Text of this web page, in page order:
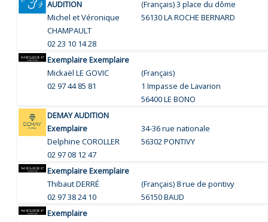
AUDITION
Michel et Véronique
CHAMPAULT
02 23 10 14 28
(Français) 3 place du dôme
56130 LA ROCHE BERNARD
Exemplaire Exemplaire
Mickaël LE GOVIC
02 97 44 85 81
(Français)
1 Impasse de Lavarion
56400 LE BONO
DEMAY AUDITION
Exemplaire
Delphine COROLLER
02 97 08 12 47
34-36 rue nationale
56302 PONTIVY
Exemplaire Exemplaire
Thibaut DERRÉ
02 97 38 24 10
(Français) 8 rue de pontivy
56150 BAUD
Exemplaire